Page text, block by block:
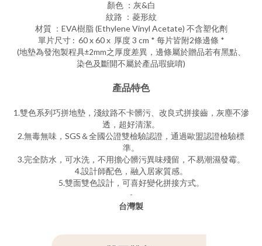
顏色 ：灰&白
紋路 ：菱形紋
材質 ：EVA樹脂 (Ethylene Vinyl Acetate) 不含塑化劑
單片尺寸 : 60 x 60 x 厚度 3 cm * 每片皆附2條邊條 *
(地墊為發泡製程具±2mm之厚度差異，邊條屬於贈品若有黑點、
染色及斷開不屬於產品瑕疵唷)
產品特色
1.雙色系列巧拼地墊，淺紋路不卡髒污、改良式拼接齒，灰塵不滲
透，超好清潔。
2.無毒無味，SGS＆全國公證雙檢驗認證，通過歐盟認證檢驗標
準。
3.完全防水，可水洗，不用擔心髒污異味殘留，不易潮濕發霉。
4.設計師配色，融入居家質感。
5.雙面雙色設計，可喜好變化拼接方式。
-
台灣製